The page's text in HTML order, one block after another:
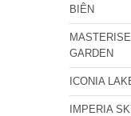
BIÊN
GARDEN
ICONIA
IMPERIA